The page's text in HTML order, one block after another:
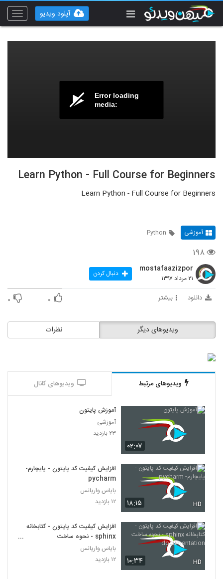
Toggle
آپلود ویدیو
Error loading
media:
Learn Python - Full Course for Beginners
Learn Python - Full Course for Beginners
آموزشی Python
۱۹۸
mostafaazizpor
۲۱ مرداد ۱۳۹۷ دنبال کردن
دانلود بیشتر ۰ ۰
نظرات ویدیوهای دیگر
ویدیوهای مرتبط ویدیوهای کانال
۰۲:۰۷
آموزش پایتون
آموزشی
۲۳ بازدید
۱۸:۱۵ HD
افزایش کیفیت کد پایتون - پایچارم-
pycharm
بایاس واریانس
۱۲ بازدید
۱۰:۳۴ HD
افزایش کیفیت کد پایتون - کتابخانه
sphinx - نحوه ساخت
documentation
بایاس واریانس
۱۲ بازدید